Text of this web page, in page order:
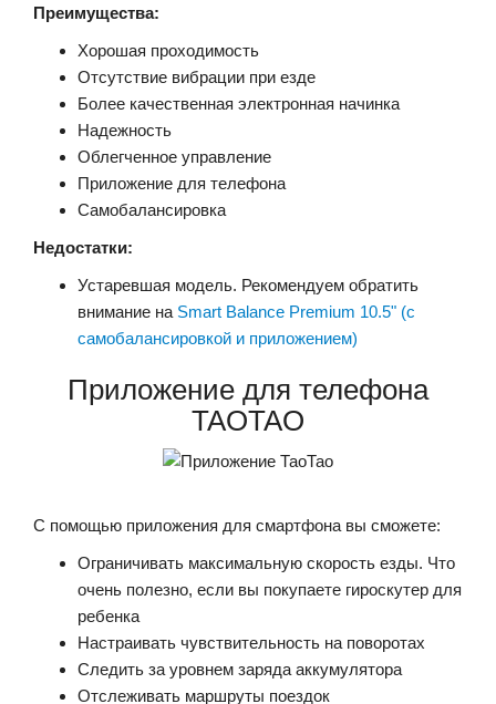
Преимущества:
Хорошая проходимость
Отсутствие вибрации при езде
Более качественная электронная начинка
Надежность
Облегченное управление
Приложение для телефона
Самобалансировка
Недостатки:
Устаревшая модель. Рекомендуем обратить
внимание на Smart Balance Premium 10.5" (с
самобалансировкой и приложением)
Приложение для телефона
TAOTAO
С помощью приложения для смартфона вы сможете:
Ограничивать максимальную скорость езды. Что
очень полезно, если вы покупаете гироскутер для
ребенка
Настраивать чувствительность на поворотах
Следить за уровнем заряда аккумулятора
Отслеживать маршруты поездок